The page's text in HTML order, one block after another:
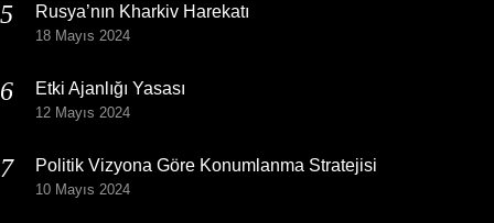
Rusya’nın Kharkiv Harekatı
18 Mayıs 2024
Etki Ajanlığı Yasası
12 Mayıs 2024
Politik Vizyona Göre Konumlanma Stratejisi
10 Mayıs 2024